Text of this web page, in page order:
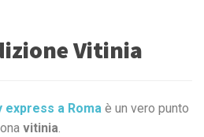
Vitinia
express a Roma è un vero punto
vitinia.